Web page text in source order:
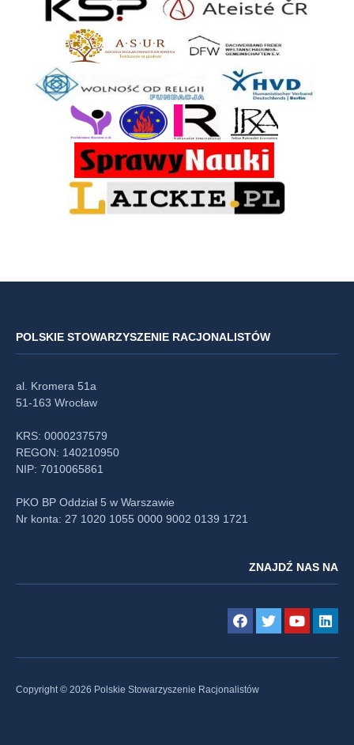
POLSKIE STOWARZYSZENIE RACJONALISTÓW
al. Kromera 51a
51-163 Wrocław
KRS: 0000237579
REGON: 140210950
NIP: 7010065861
PKO BP Oddział 5 w Warszawie
Nr konta: 27 1020 1055 0000 9002 0139 1721
ZNAJDŹ NAS NA
Copyright © 2026 Polskie Stowarzyszenie Racjonalistów